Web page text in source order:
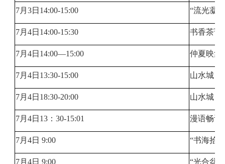
7月3日14:00-15:00 “流光凝
7月4日14:00-15:30 书香茶语
7月4日14:00—15:00 仲夏映集
7月4日13:30-15:00 山水城（
7月4日18:30-20:00 山水城（
7月4日13：30-15:01 漫语畅谈
7月4日 9:00 “书海拾
7月4日 9:00 “光合盆